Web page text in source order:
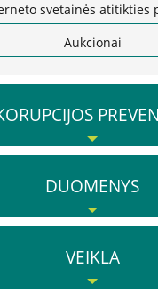
svetainės atitikties
Aukcionai
Vadovės kreipimasis
Praneškite apie korupciją
RPLC pareigybių, dėl
DUOMENYS
Duomenų apsauga
Atviri duomenys
VEIKLA